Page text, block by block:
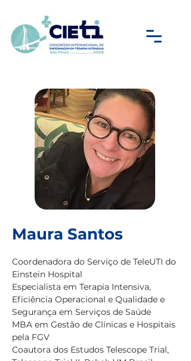
Maura Santos
Coordenadora do Serviço de TeleUTI do
Einstein Hospital
Especialista em Terapia Intensiva,
Eficiência Operacional e Qualidade e
Segurança em Serviços de Saúde
MBA em Gestão de Clínicas e Hospitais
pela FGV
Coautora dos Estudos Telescope Trial,